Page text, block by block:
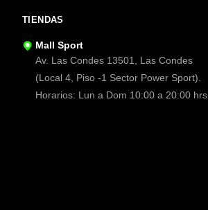
TIENDAS
Mall Sport
Av. Las Condes 13501, Las Condes
(Local 4, Piso -1 Sector Power Sport).
Horarios: Lun a Dom 10:00 a 20:00 hrs.